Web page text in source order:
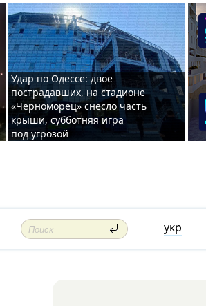
Удар по Одессе: двое
пострадавших, на стадионе
«Черноморец» снесло часть
крыши, субботняя игра
под угрозой
укр